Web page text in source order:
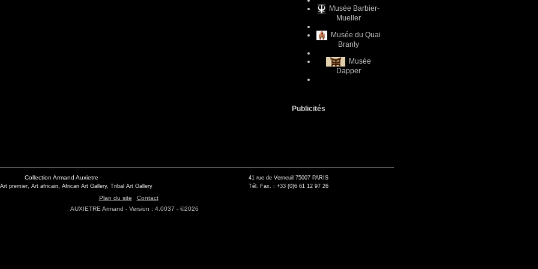
Musée Barbier-
Mueller
Musée du Quai
Branly
Musée
Dapper
Publicités
Collection Armand Auxietre
premier, Art africain, African Art Gallery, Tribal Art Gallery
41 rue de Verneuil 75007 PARIS
Tél. Fax. : +33 (0)6 61 12 97 26
Plan du site
Contact
AUXIETRE Armand - Version : 4.0037 - ©2026